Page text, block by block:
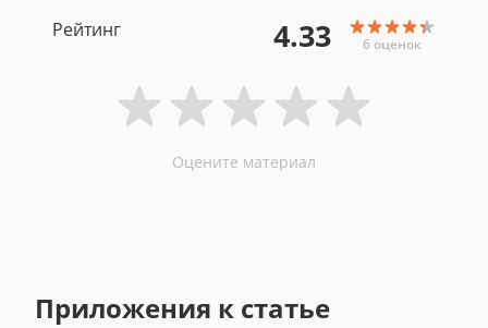
Рейтинг 4.33 6 оценок
Оцените материал
Приложения к статье